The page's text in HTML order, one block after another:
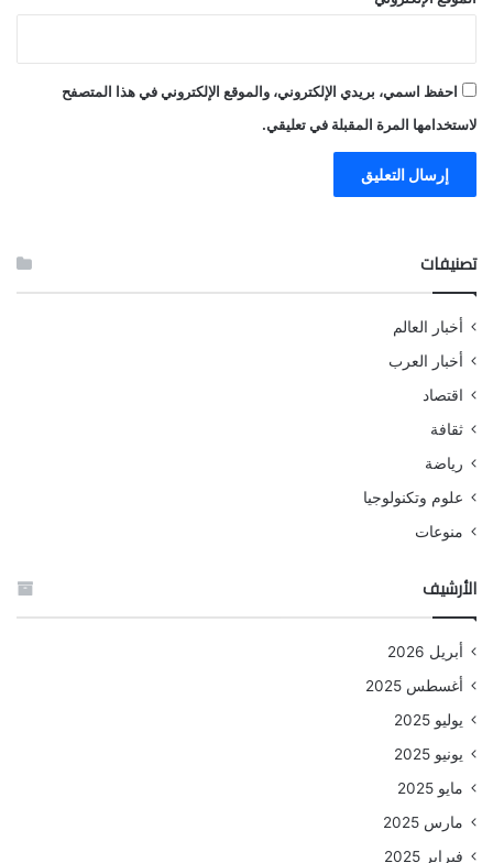
احفظ اسمي، بريدي الإلكتروني، والموقع الإلكتروني في هذا المتصفح
لاستخدامها المرة المقبلة في تعليقي.
تصنيفات
أخبار العالم
أخبار العرب
اقتصاد
ثقافة
رياضة
علوم وتكنولوجيا
منوعات
الأرشيف
أبريل 2026
أغسطس 2025
يوليو 2025
يونيو 2025
مايو 2025
مارس 2025
فبراير 2025